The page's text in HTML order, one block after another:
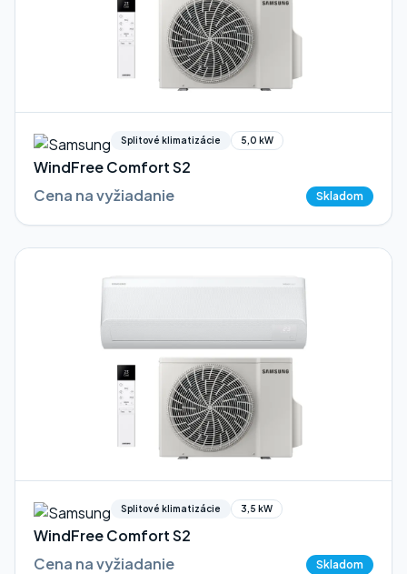
Splitové klimatizácie 5,0 kW
WindFree Comfort S2
Cena na vyžiadanie
Skladom
Splitové klimatizácie 3,5 kW
WindFree Comfort S2
Cena na vyžiadanie
Skladom